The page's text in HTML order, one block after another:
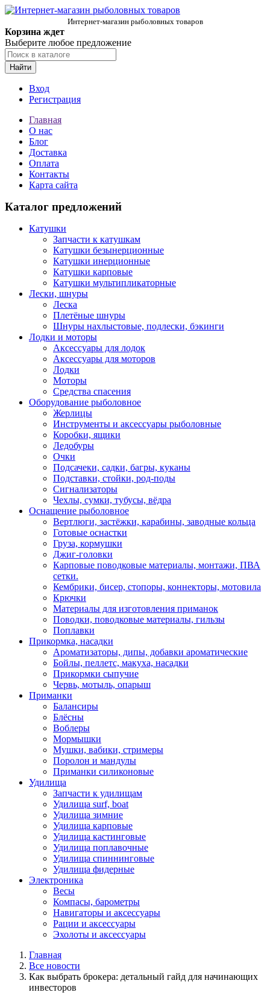
Интернет-магазин рыболовных товаров
Корзина ждет
Выберите любое предложение
Найти
Вход
Регистрация
Главная
О нас
Блог
Доставка
Оплата
Контакты
Карта сайта
Каталог предложений
Катушки
Запчасти к катушкам
Катушки безынерционные
Катушки инерционные
Катушки карповые
Катушки мультипликаторные
Лески, шнуры
Леска
Плетёные шнуры
Шнуры нахлыстовые, подлески, бэкинги
Лодки и моторы
Аксессуары для лодок
Аксессуары для моторов
Лодки
Моторы
Средства спасения
Оборудование рыболовное
Жерлицы
Инструменты и аксессуары рыболовные
Коробки, ящики
Ледобуры
Очки
Подсачеки, садки, багры, куканы
Подставки, стойки, род-поды
Сигнализаторы
Чехлы, сумки, тубусы, вёдра
Оснащение рыболовное
Вертлюги, застёжки, карабины, заводные кольца
Готовые оснастки
Груза, кормушки
Джиг-головки
Карповые поводковые материалы, монтажи, ПВА
сетки.
Кембрики, бисер, стопоры, коннекторы, мотовила
Крючки
Материалы для изготовления приманок
Поводки, поводковые материалы, гильзы
Поплавки
Прикормка, насадки
Ароматизаторы, дипы, добавки ароматические
Бойлы, пеллетс, макуха, насадки
Прикормки сыпучие
Червь, мотыль, опарыш
Приманки
Балансиры
Блёсны
Воблеры
Мормышки
Мушки, вабики, стримеры
Поролон и мандулы
Приманки силиконовые
Удилища
Запчасти к удилищам
Удилища surf, boat
Удилища зимние
Удилища карповые
Удилища кастинговые
Удилища поплавочные
Удилища спиннинговые
Удилища фидерные
Электроника
Весы
Компасы, барометры
Навигаторы и аксессуары
Рации и аксессуары
Эхолоты и аксессуары
Главная
Все новости
Как выбрать брокера: детальный гайд для начинающих
инвесторов